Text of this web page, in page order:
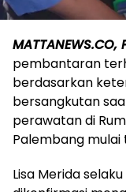
MATTANEWS.CO,
pembantaran
berdasarkan
bersangkutan
perawatan di
Palembang mulai
Lisa Merida